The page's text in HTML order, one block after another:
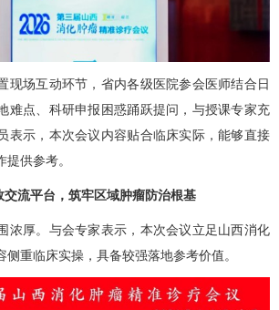
场互动环节，省内各级医院参会医师结合日
难点、科研申报困惑踊跃提问，与授课专家充
表示，本次会议内容贴合临床实际，能够直接
供参考。
交流平台，筑牢区域肿瘤防治根基
厚。与会专家表示，本次会议立足山西消化
重临床实操，具备较强落地参考价值。